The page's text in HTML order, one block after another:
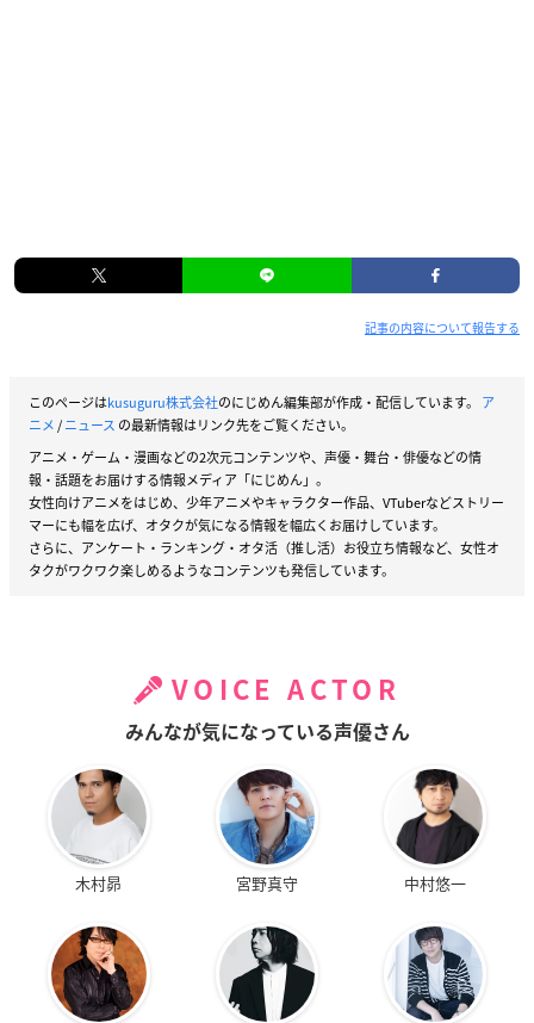
記事の内容について報告する
このページはkusuguru株式会社のにじめん編集部が作成・配信しています。 ア
ニメ/ニュース の最新情報はリンク先をご覧ください。
アニメ・ゲーム・漫画などの2次元コンテンツや、声優・舞台・俳優などの情
報・話題をお届けする情報メディア「にじめん」。
女性向けアニメをはじめ、少年アニメやキャラクター作品、VTuberなどストリー
マーにも幅を広げ、オタクが気になる情報を幅広くお届けしています。
さらに、アンケート・ランキング・オタ活（推し活）お役立ち情報など、女性オ
タクがワクワク楽しめるようなコンテンツも発信しています。
VOICE ACTOR
みんなが気になっている声優さん
木村昴 宮野真守 中村悠一